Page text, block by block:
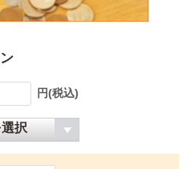
円(税込)